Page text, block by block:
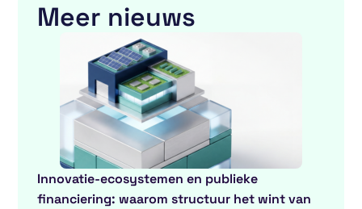
Meer nieuws
Innovatie-ecosystemen en publieke
financiering: waarom structuur het wint van